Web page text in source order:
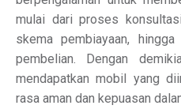
mulai dari proses
skema pembiayaan,
pembelian. Dengan
mendapatkan mobil yang
rasa aman dan kepuasan